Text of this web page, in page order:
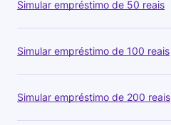
Simular empréstimo de 50 reais
Simular empréstimo de 100 reais
Simular empréstimo de 200 reais